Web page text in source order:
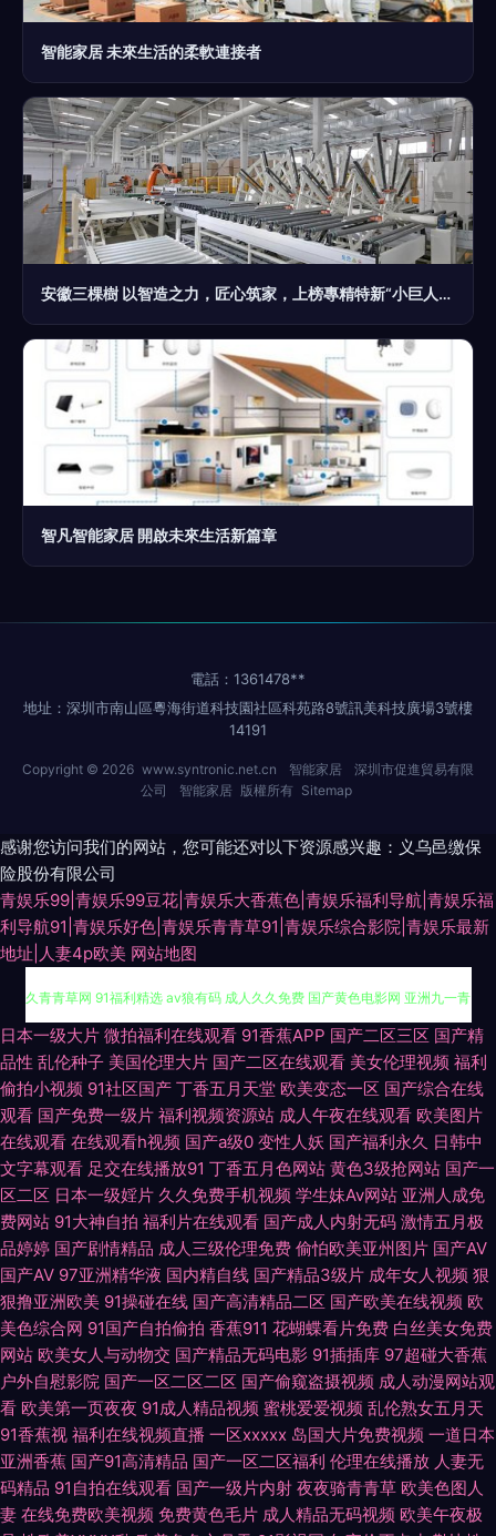
智能家居 未來生活的柔軟連接者
安徽三棵樹 以智造之力，匠心筑家，上榜專精特新“小巨人”企業
智凡智能家居 開啟未來生活新篇章
電話：1361478**
地址：深圳市南山區粵海街道科技園社區科苑路8號訊美科技廣場3號樓
14191
Copyright © 2026 www.syntronic.net.cn 智能家居
深圳市促進貿易有限
公司
智能家居 版權所有 Sitemap
感谢您访问我们的网站，您可能还对以下资源感兴趣：义乌邑缴保
险股份有限公司
青娱乐99|青娱乐99豆花|青娱乐大香蕉色|青娱乐福利导航|青娱乐福
利导航91|青娱乐好色|青娱乐青青草91|青娱乐综合影院|青娱乐最新
地址|人妻4p欧美 网站地图
日本中文字幕不卡 福利导航第一 日韩欧美福利导航 午夜激情AV导航 伊人久
久青青草网 91福利精选 av狼有码 成人久久免费 国产黄色电影网 亚洲九一青
草 91色se 超碰人人做爱 福利色成人导航 国产狼友99 国产做爱av 激情自拍
久久网91 五月天色社区 91九色绿帽夫妻 av先锋影音av 超碰自拍素人 国产
精品九九 黑料老司机精品 精品卡一在线 精品挑选伊人国产 老司机福利社91
偷拍白拍青青草 亚洲无码六月天 91福利区 91视频大全 99摸99操 变态另类3
超碰人妻在线观看 欧美成人另类 AV夜夜 久久人妻人人草 青娱乐网亚洲av
日屄导航 超碰97人人超 av变态另类 国产精品久久在线 中日韩性另类 99摸
99操 俺去啦最新网址 欧美午夜成人色片 日韩黄色网 天堂网无码 97色色婷婷
ts伪娘性爱网 豆花视频在线观看 国产人妖调教专区 日韩99爱 四虎影院黄色
日本一级大片 微拍福利在线观看 91香蕉APP 国产二区三区 国产精
品性 乱伦种子 美国伦理大片 国产二区在线观看 美女伦理视频 福利
偷拍小视频 91社区国产 丁香五月天堂 欧美变态一区 国产综合在线
观看 国产免费一级片 福利视频资源站 成人午夜在线观看 欧美图片
在线观看 在线观看h视频 国产a级0 变性人妖 国产福利永久 日韩中
文字幕观看 足交在线播放91 丁香五月色网站 黄色3级抢网站 国产一
区二区 日本一级婬片 久久免费手机视频 学生妹Av网站 亚洲人成免
费网站 91大神自拍 福利片在线观看 国产成人内射无码 激情五月极
品婷婷 国产剧情精品 成人三级伦理免费 偷怕欧美亚州图片 国产AV
国产AV 97亚洲精华液 国内精自线 国产精品3级片 成年女人视频 狠
狠撸亚洲欧美 91操碰在线 国产高清精品二区 国产欧美在线视频 欧
美色综合网 91国产自拍偷拍 香蕉911 花蝴蝶看片免费 白丝美女免费
网站 欧美女人与动物交 国产精品无码电影 91插插库 97超碰大香蕉
户外自慰影院 国产一区二区二区 国产偷窥盗摄视频 成人动漫网站观
看 欧美第一页夜夜 91成人精品视频 蜜桃爱爱视频 乱伦熟女五月天
91香蕉视 福利在线视频直播 一区xxxxx 岛国大片免费视频 一道日本
亚洲香蕉 国产91高清精品 国产一区二区福利 伦理在线播放 人妻无
码精品 91自拍在线观看 国产一级片内射 夜夜骑青青草 欧美色图人
妻 在线免费欧美视频 免费黄色毛片 成人精品无码视频 欧美午夜极